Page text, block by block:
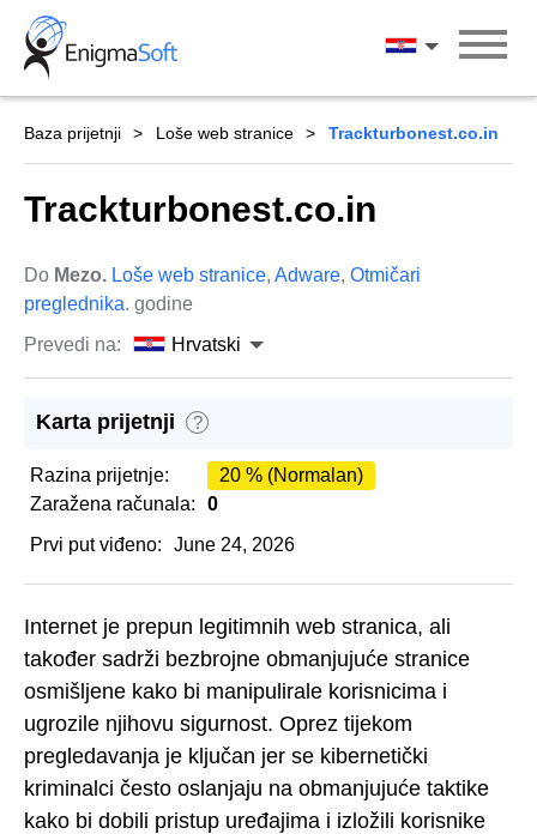
Skip
content
Hrvatski
Baza prijetnji Loše web stranice Trackturbonest.co.in
Trackturbonest.co.in
Do Mezo. Loše web stranice, Adware, Otmičari
preglednika. godine
Prevedi na:
Hrvatski
Karta prijetnji ?
Razina prijetnje:
20 % (Normalan)
Zaražena računala:
0
Prvi put viđeno:
June 24, 2026
Internet je prepun legitimnih web stranica, ali
također sadrži bezbrojne obmanjujuće stranice
osmišljene kako bi manipulirale korisnicima i
ugrozile njihovu sigurnost. Oprez tijekom
pregledavanja je ključan jer se kibernetički
kriminalci često oslanjaju na obmanjujuće taktike
kako bi dobili pristup uređajima i izložili korisnike